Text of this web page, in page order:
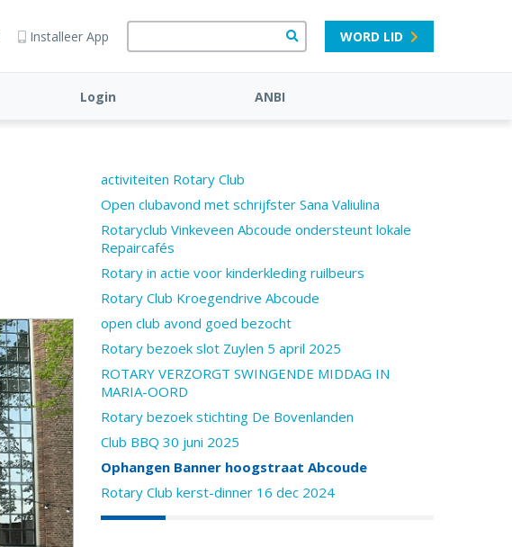
Installeer App WORD LID
Login ANBI
activiteiten Rotary Club
Open clubavond met schrijfster Sana Valiulina
Rotaryclub Vinkeveen Abcoude ondersteunt lokale
Repaircafés
Rotary in actie voor kinderkleding ruilbeurs
Rotary Club Kroegendrive Abcoude
open club avond goed bezocht
Rotary bezoek slot Zuylen 5 april 2025
ROTARY VERZORGT SWINGENDE MIDDAG IN
MARIA-OORD
Rotary bezoek stichting De Bovenlanden
Club BBQ 30 juni 2025
Ophangen Banner hoogstraat Abcoude
Rotary Club kerst-dinner 16 dec 2024